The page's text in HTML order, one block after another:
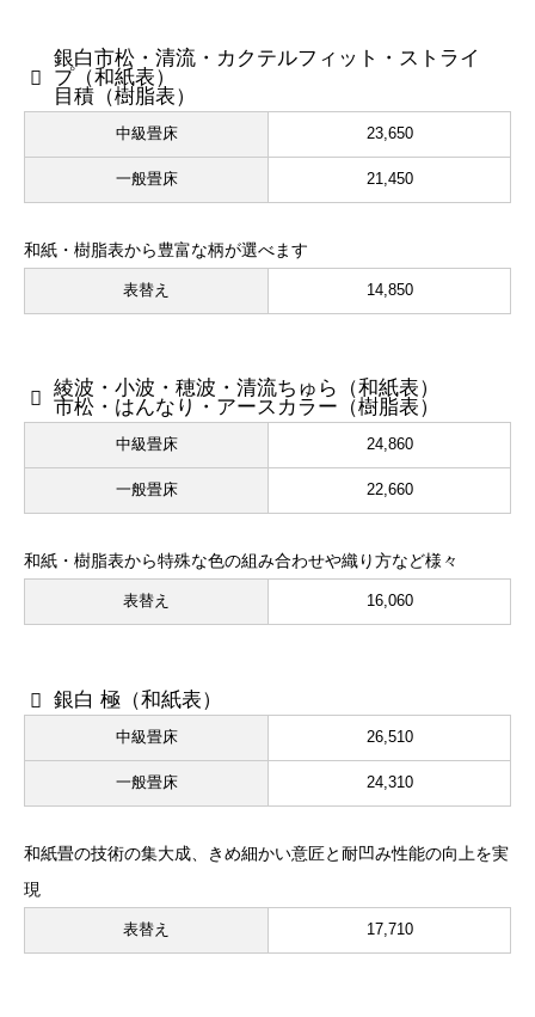
銀白市松・清流・カクテルフィット・ストライ
プ（和紙表）
目積（樹脂表）
中級畳床 23,650
一般畳床 21,450
和紙・樹脂表から豊富な柄が選べます
表替え 14,850
綾波・小波・穂波・清流ちゅら（和紙表）
市松・はんなり・アースカラー（樹脂表）
中級畳床 24,860
一般畳床 22,660
和紙・樹脂表から特殊な色の組み合わせや織り方など様々
表替え 16,060
銀白 極（和紙表）
中級畳床 26,510
一般畳床 24,310
和紙畳の技術の集大成、きめ細かい意匠と耐凹み性能の向上を実
現
表替え 17,710